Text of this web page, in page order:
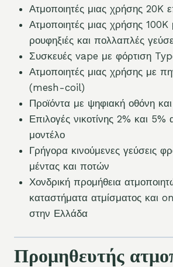
Ατμοποιητές μιας χρήσης 20K
Ατμοποιητές μιας χρήσης 100K
ρουφηξιές και πολλαπλές
Συσκευές vape με φόρτιση
Ατμοποιητές μιας χρήσης με
(mesh-coil)
Προϊόντα με ψηφιακή οθόνη
Επιλογές νικοτίνης 2% και
μοντέλο
Γρήγορα κινούμενες γεύσεις
μέντας και ποτών
Χονδρική προμήθεια
καταστήματα ατμίσματος και
στην Ελλάδα
Προμηθευτής